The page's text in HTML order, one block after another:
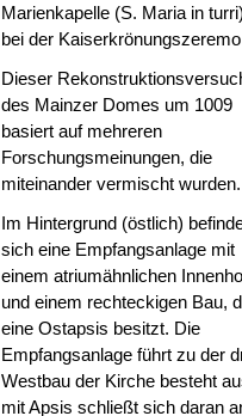
Marienkapelle (S. Maria in
bei der
Dieser
des Mainzer Domes um 1009
basiert auf mehreren
Forschungsmeinungen, die
miteinander vermischt wurden.
Im Hintergrund (östlich)
sich eine Empfangsanlage mit
einem atriumähnlichen
und einem rechteckigen Bau,
eine Ostapsis besitzt. Die
Empfangsanlage führt zu der
Westbau der Kirche besteht
mit Apsis schließt sich daran